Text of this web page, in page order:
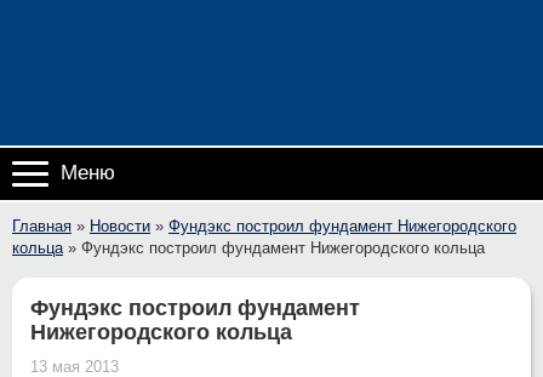
Меню
Главная » Новости » Фундэкс построил фундамент Нижегородского
кольца» Фундэкс построил фундамент Нижегородского кольца
Фундэкс построил фундамент
Нижегородского кольца
13 мая 2013